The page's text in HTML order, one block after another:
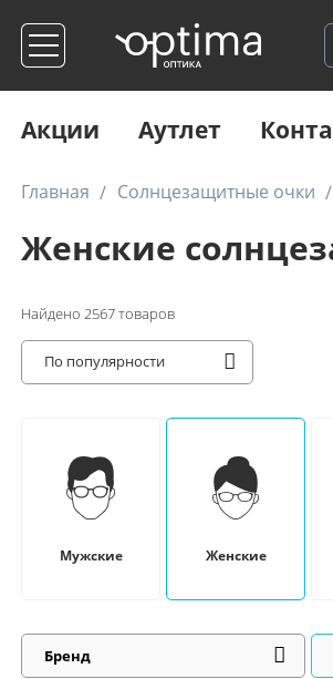
Акции Аутлет
Главная Солнцезащитные очки
Женские
Найдено 2567товаров
По популярности
Мужские Женские
Бренд